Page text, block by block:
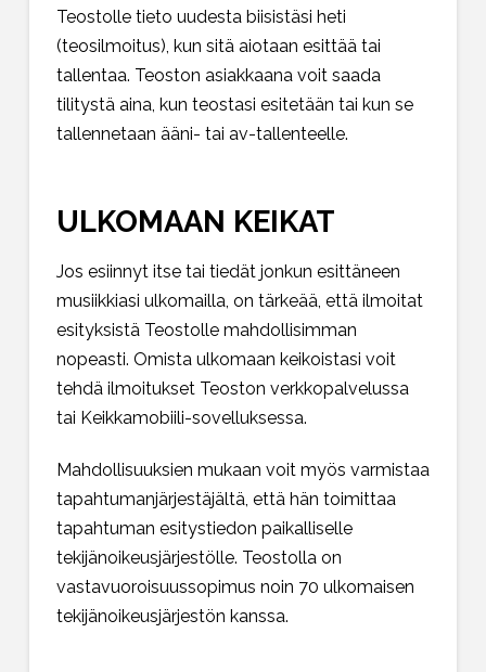
Teostolle tieto uudesta biisistäsi heti
(teosilmoitus), kun sitä aiotaan esittää tai
tallentaa. Teoston asiakkaana voit saada
tilitystä aina, kun teostasi esitetään tai kun se
tallennetaan ääni- tai av-tallenteelle.
ULKOMAAN KEIKAT
Jos esiinnyt itse tai tiedät jonkun esittäneen
musiikkiasi ulkomailla, on tärkeää, että ilmoitat
esityksistä Teostolle mahdollisimman
nopeasti. Omista ulkomaan keikoistasi voit
tehdä ilmoitukset Teoston verkkopalvelussa
tai Keikkamobiili-sovelluksessa.
Mahdollisuuksien mukaan voit myös varmistaa
tapahtumanjärjestäjältä, että hän toimittaa
tapahtuman esitystiedon paikalliselle
tekijänoikeusjärjestölle. Teostolla on
vastavuoroisuussopimus noin 70 ulkomaisen
tekijänoikeusjärjestön kanssa.